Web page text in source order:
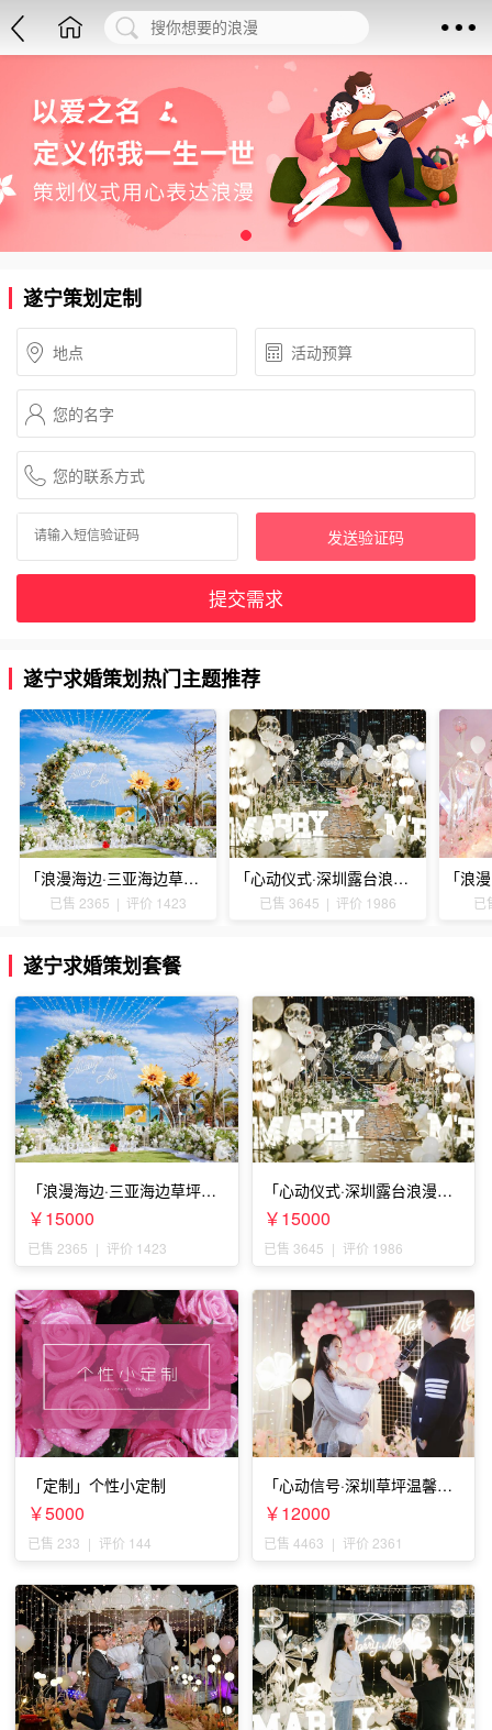
遂宁策划定制
发送验证码
提交需求
遂宁求婚策划热门主题推荐
「浪漫海边·三亚海边草坪浪漫求婚」
已售 2365 | 评价 1423
「心动仪式·深圳露台浪漫求婚」
已售 3645 | 评价 1986 已
遂宁求婚策划套餐
「浪漫海边·三亚海边草坪浪
漫求婚」
￥15000
已售 2365 | 评价 1423
「心动仪式·深圳露台浪漫求
婚」
￥15000
已售 3645 | 评价 1986
「定制」个性小定制
￥5000
已售 233 | 评价 144
「心动信号·深圳草坪温馨求
婚」
￥12000
已售 4463 | 评价 2361